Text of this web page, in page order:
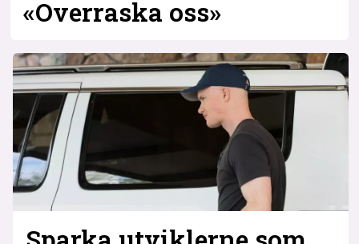
«Overraska oss»